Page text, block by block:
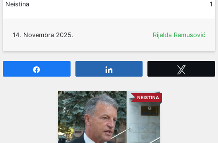
Neistina
1
14. Novembra 2025. Rijalda Ramusović
NEISTINA